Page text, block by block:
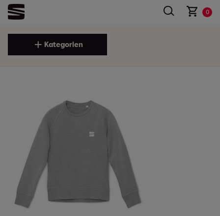
0
Kategorien